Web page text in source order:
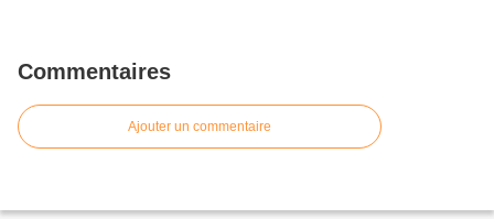
Commentaires
Ajouter un commentaire